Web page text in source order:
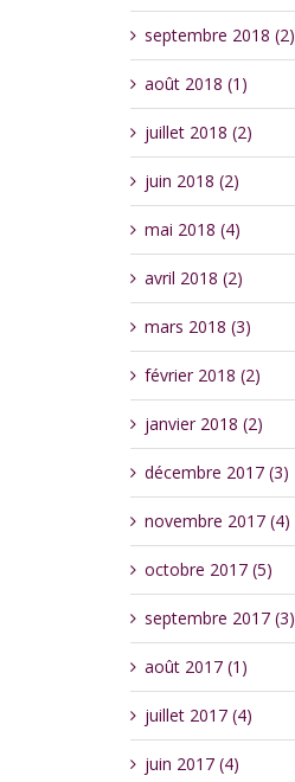
septembre 2018 (2)
août 2018 (1)
juillet 2018 (2)
juin 2018 (2)
mai 2018 (4)
avril 2018 (2)
mars 2018 (3)
février 2018 (2)
janvier 2018 (2)
décembre 2017 (3)
novembre 2017 (4)
octobre 2017 (5)
septembre 2017 (3)
août 2017 (1)
juillet 2017 (4)
juin 2017 (4)